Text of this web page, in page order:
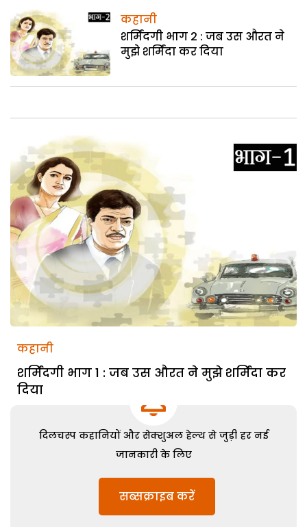
कहानी
शर्मिंदगी भाग 2 : जब उस औरत ने
मुझे शर्मिंदा कर दिया
कहानी
शर्मिंदगी भाग 1 : जब उस औरत ने मुझे शर्मिंदा कर
दिया
दिलचस्प कहानियों और सेक्शुअल हेल्थ से जुड़ी हर नई
जानकारी के लिए
सब्सक्राइब करें